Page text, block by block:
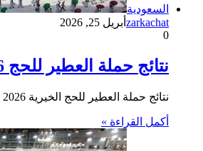
السعودية
zarkachat أبريل 25, 2026
0
نتائج حملة العطير للحج 2026 في السعودية
نتائج حملة العطير للحج الخيرية 2026 في السعودية تمثل أحد أبرز المشاريع الإنسانية التي تُعنى بخدمة ضيوف الرحمن من غير…
أكمل القراءة »